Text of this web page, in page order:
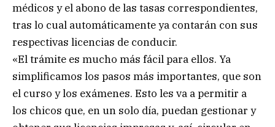
médicos y el abono de las tasas correspondientes,
tras lo cual automáticamente ya contarán con sus
respectivas licencias de conducir.
«El trámite es mucho más fácil para ellos. Ya
simplificamos los pasos más importantes, que son
el curso y los exámenes. Esto les va a permitir a
los chicos que, en un solo día, puedan gestionar y